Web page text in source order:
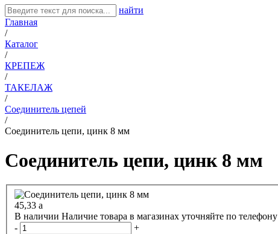
найти
Главная
/
Каталог
/
КРЕПЕЖ
/
ТАКЕЛАЖ
/
Соединитель цепей
/
Соединитель цепи, цинк 8 мм
Соединитель цепи, цинк 8 мм
45,33 a
В наличии Наличие товара в магазинах уточняйте по телефону
-
+